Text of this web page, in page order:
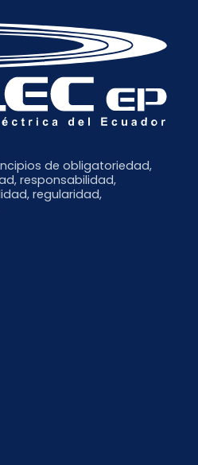
de obligatoriedad,
responsabilidad,
regularidad,